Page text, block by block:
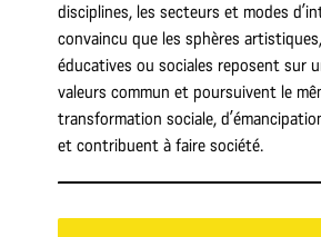
disciplines, les secteurs et modes
convaincu que les sphères
éducatives ou sociales reposent sur
valeurs commun et poursuivent le
transformation sociale,
et contribuent à faire société.